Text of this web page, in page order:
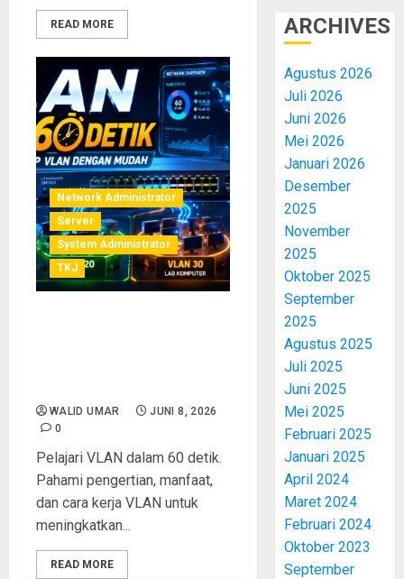
READ MORE
Network Administrator
Server
System Administrator
TKJ
WALID UMAR
JUNI 8, 2026
0
Pelajari VLAN dalam 60 detik.
Pahami pengertian, manfaat,
dan cara kerja VLAN untuk
meningkatkan...
READ MORE
ARCHIVES
Agustus 2026
Juli 2026
Juni 2026
Mei 2026
Januari 2026
Desember
2025
November
2025
Oktober 2025
September
2025
Agustus 2025
Juli 2025
Juni 2025
Mei 2025
Februari 2025
Januari 2025
April 2024
Maret 2024
Februari 2024
Oktober 2023
September